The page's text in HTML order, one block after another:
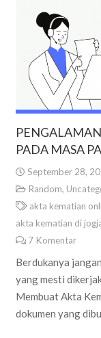
PADA MASA
September 28,
Random,
akta kematian
akta kematian di
7 Komentar
Berdukanya
yang mesti
Membuat Akta
dokumen yang